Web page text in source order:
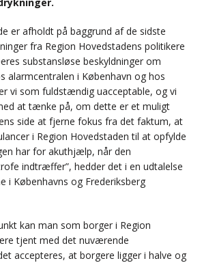
er afholdt på baggrund af de sidste
fra Region Hovedstadens politikere
substansløse beskyldninger om
alarmcentralen i København og hos
vi som fuldstændig uacceptable, og vi
at tænke på, om dette er et muligt
side at fjerne fokus fra det faktum, at
i Region Hovedstaden til at opfylde
har for akuthjælp, når den
indtræffer”, hedder det i en udtalelse
i Københavns og Frederiksberg
kan man som borger i Region
tjent med det nuværende
accepteres, at borgere ligger i halve og